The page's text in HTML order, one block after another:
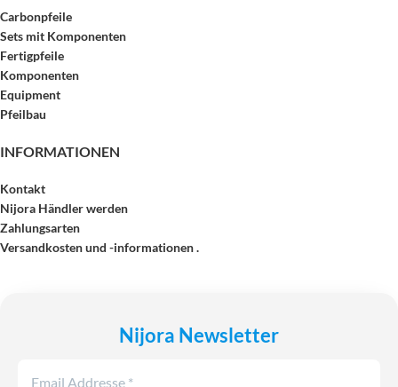
Carbonpfeile
Sets mit Komponenten
Fertigpfeile
Komponenten
Equipment
Pfeilbau
INFORMATIONEN
Kontakt
Nijora Händler werden
Zahlungsarten
Versandkosten und -informationen .
Nijora Newsletter